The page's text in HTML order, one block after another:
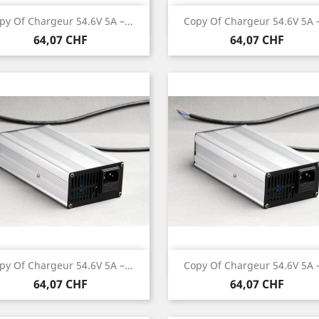
Of Chargeur 54.6V 5A –...
Prezzo
64,07 CHF
Anteprima Copy Of Chargeur 54.6V 5A
Prezzo
64,07 CHF
Anteprima
Of Chargeur 54.6V 5A –...
Prezzo
64,07 CHF
Anteprima Copy Of Chargeur 54.6V 5A
Prezzo
64,07 CHF
Anteprima